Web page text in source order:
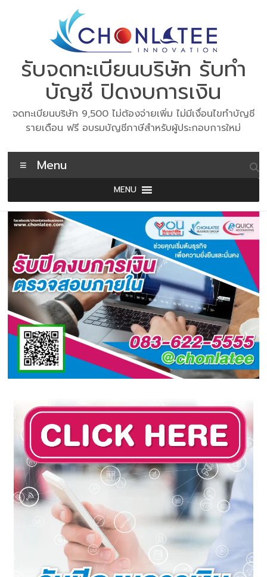
รับจดทะเบียนบริษัท รับทำ
บัญชี ปิดงบการเงิน
จดทะเบียนบริษัท 9,500 ไม่ต้องจ่ายเพิ่ม ไม่มีเงื่อนไขทำบัญชี
รายเดือน ฟรี อบรมบัญชีภาษีสำหรับผู้ประกอบการใหม่
Menu
MENU